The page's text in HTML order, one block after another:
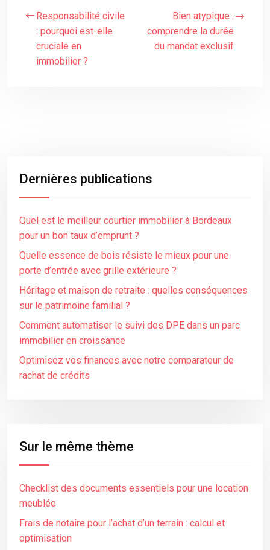
Responsabilité civile
: pourquoi est-elle
cruciale en
immobilier ?
Bien atypique :
comprendre la durée
du mandat exclusif
Dernières publications
Quel est le meilleur courtier immobilier à Bordeaux
pour un bon taux d’emprunt ?
Quelle essence de bois résiste le mieux pour une
porte d’entrée avec grille extérieure ?
Héritage et maison de retraite : quelles conséquences
sur le patrimoine familial ?
Comment automatiser le suivi des DPE dans un parc
immobilier en croissance
Optimisez vos finances avec notre comparateur de
rachat de crédits
Sur le même thème
Checklist des documents essentiels pour une location
meublée
Frais de notaire pour l’achat d’un terrain : calcul et
optimisation